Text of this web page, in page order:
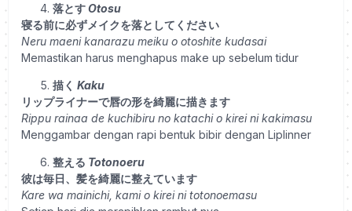
落とすOtosu
寝る前に必ずメイクを落としてください
Neru maeni kanarazu meiku o otoshite kudasai
Memastikan harus menghapus make up sebelum tidur
描く Kaku
リップライナーで唇の形を綺麗に描きます
Rippu rainaa de kuchibiru no katachi o kirei ni kakimasu
Menggambar dengan rapi bentuk bibir dengan Liplinner
整える Totonoeru
彼は毎日、髪を綺麗に整えています
Kare wa mainichi, kami o kirei ni totonoemasu